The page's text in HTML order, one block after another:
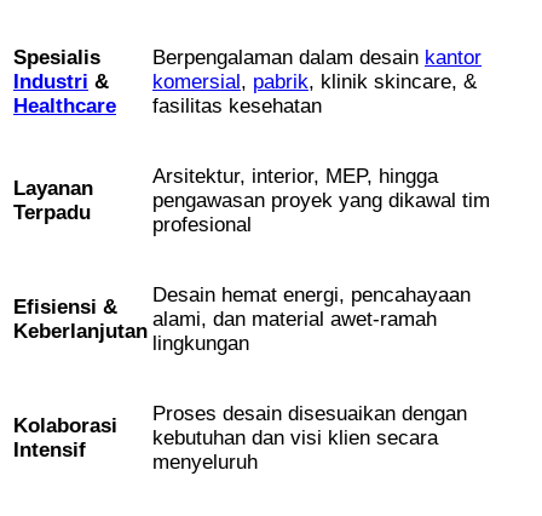
Spesialis
Industri &
Healthcare
Berpengalaman dalam desain kantor
komersial, pabrik, klinik skincare, &
fasilitas kesehatan
Layanan
Terpadu
Arsitektur, interior, MEP, hingga
pengawasan proyek yang dikawal tim
profesional
Efisiensi &
Keberlanjutan
Desain hemat energi, pencahayaan
alami, dan material awet-ramah
lingkungan
Kolaborasi
Intensif
Proses desain disesuaikan dengan
kebutuhan dan visi klien secara
menyeluruh